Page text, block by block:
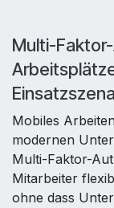
Multi-
Mobiles
modernen
Multi-Faktor-
Mitarbeiter
ohne dass